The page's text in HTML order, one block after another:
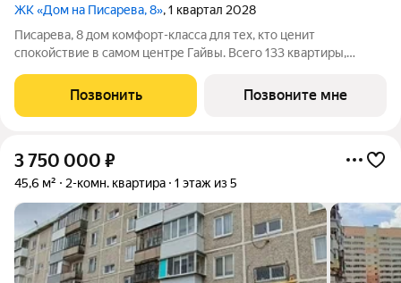
ЖК «Дом на Писарева, 8», 1 квартал 2028
Писарева, 8 дом комфорт-класса для тех, кто ценит
спокойствие в самом центре Гайвы. Всего 133 квартиры,
зарубежного производства. Всё необходимое в пешей
доступности: детские сады и гимназия,
Позвонить Позвоните мне
3 750 000 ₽
45,6 м² 2-комн. квартира 1 этаж из 5